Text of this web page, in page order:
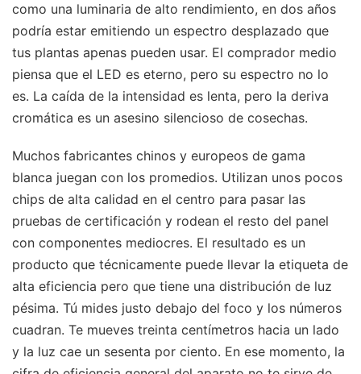
como una luminaria de alto rendimiento, en dos años
podría estar emitiendo un espectro desplazado que
tus plantas apenas pueden usar. El comprador medio
piensa que el LED es eterno, pero su espectro no lo
es. La caída de la intensidad es lenta, pero la deriva
cromática es un asesino silencioso de cosechas.
Muchos fabricantes chinos y europeos de gama
blanca juegan con los promedios. Utilizan unos pocos
chips de alta calidad en el centro para pasar las
pruebas de certificación y rodean el resto del panel
con componentes mediocres. El resultado es un
producto que técnicamente puede llevar la etiqueta de
alta eficiencia pero que tiene una distribución de luz
pésima. Tú mides justo debajo del foco y los números
cuadran. Te mueves treinta centímetros hacia un lado
y la luz cae un sesenta por ciento. En ese momento, la